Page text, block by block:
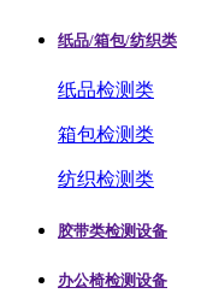
纸品/箱包/纺织类
纸品检测类
箱包检测类
纺织检测类
胶带类检测设备
办公椅检测设备